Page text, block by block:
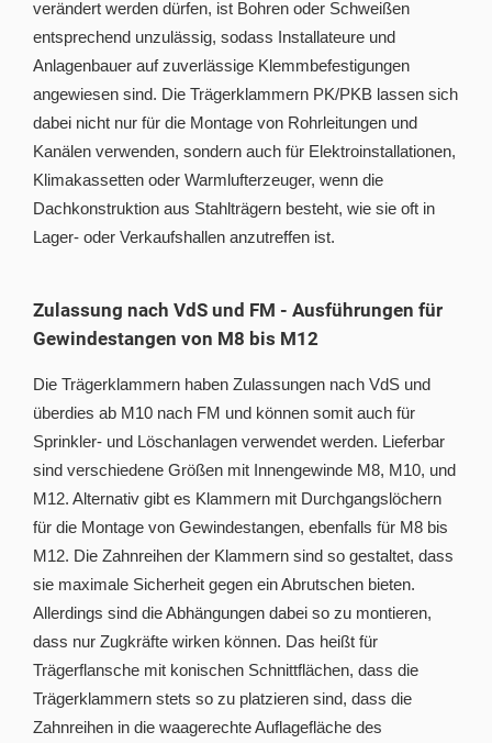
verändert werden dürfen, ist Bohren oder Schweißen
entsprechend unzulässig, sodass Installateure und
Anlagenbauer auf zuverlässige Klemmbefestigungen
angewiesen sind. Die Trägerklammern PK/PKB lassen sich
dabei nicht nur für die Montage von Rohrleitungen und
Kanälen verwenden, sondern auch für Elektroinstallationen,
Klimakassetten oder Warmlufterzeuger, wenn die
Dachkonstruktion aus Stahlträgern besteht, wie sie oft in
Lager- oder Verkaufshallen anzutreffen ist.
Zulassung nach VdS und FM - Ausführungen für
Gewindestangen von M8 bis M12
Die Trägerklammern haben Zulassungen nach VdS und
überdies ab M10 nach FM und können somit auch für
Sprinkler- und Löschanlagen verwendet werden. Lieferbar
sind verschiedene Größen mit Innengewinde M8, M10, und
M12. Alternativ gibt es Klammern mit Durchgangslöchern
für die Montage von Gewindestangen, ebenfalls für M8 bis
M12. Die Zahnreihen der Klammern sind so gestaltet, dass
sie maximale Sicherheit gegen ein Abrutschen bieten.
Allerdings sind die Abhängungen dabei so zu montieren,
dass nur Zugkräfte wirken können. Das heißt für
Trägerflansche mit konischen Schnittflächen, dass die
Trägerklammern stets so zu platzieren sind, dass die
Zahnreihen in die waagerechte Auflagefläche des